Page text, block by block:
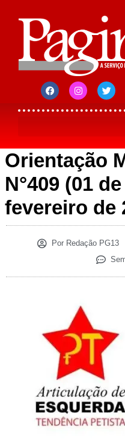
Orientação
N°409 (01 de
fevereiro de
PorRedação PG13